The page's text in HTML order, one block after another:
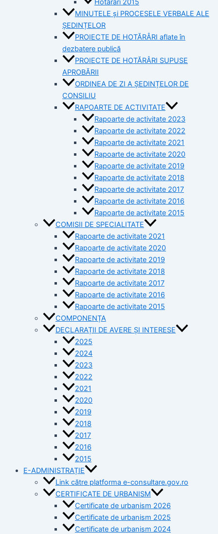
MINUTELE și PROCESELE VERBALE ALE
ȘEDINȚELOR
PROIECTE DE HOTĂRÂRI aflate în
dezbatere publică
PROIECTE DE HOTĂRÂRI SUPUSE
APROBĂRII
ORDINEA DE ZI A ȘEDINȚELOR DE
CONSILIU
RAPOARTE DE ACTIVITATE
Rapoarte de activitate 2023
Rapoarte de activitate 2022
Rapoarte de activitate 2021
Rapoarte de activitate 2020
Rapoarte de activitate 2019
Rapoarte de activitate 2018
Rapoarte de activitate 2017
Rapoarte de activitate 2016
Rapoarte de activitate 2015
COMISII DE SPECIALITATE
Rapoarte de activitate 2021
Rapoarte de activitate 2020
Rapoarte de activitate 2019
Rapoarte de activitate 2018
Rapoarte de activitate 2017
Rapoarte de activitate 2016
Rapoarte de activitate 2015
COMPONENȚA
DECLARAȚII DE AVERE ȘI INTERESE
2025
2024
2023
2022
2021
2020
2019
2018
2017
2016
2015
E-ADMINISTRAȚIE
Link către platforma e-consultare.gov.ro
CERTIFICATE DE URBANISM
Certificate de urbanism 2026
Certificate de urbanism 2025
Certificate de urbanism 2024